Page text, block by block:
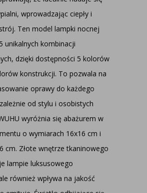
wprowadzając ciepły i
Ten model lampki nocnej
unikalnych kombinacji
dzięki dostępności 5 kolorów
konstrukcji. To pozwala na
oprawy do każdego
od stylu i osobistych
wyróżnia się abażurem w
o wymiarach 16x16 cm i
cm. Złote wnętrze tkaninowego
lampie luksusowego
również wpływa na jakość